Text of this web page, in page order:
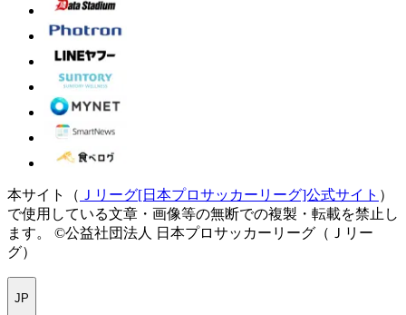
本サイト（ Ｊリーグ[日本プロサッカーリーグ]公式サイト ）
で使用している文章・画像等の無断での複製・転載を禁止し
ます。
©公益社団法人 日本プロサッカーリーグ（Ｊリー
グ）
JP